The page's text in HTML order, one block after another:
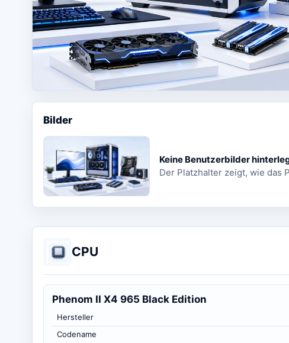
Bilder
Keine Benutzerbilder
Der Platzhalter zeigt, wie das
CPU
Phenom II X4 965 Black Edition
Hersteller
Codename